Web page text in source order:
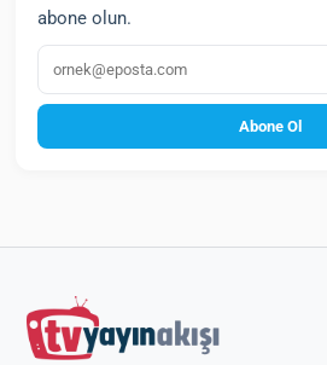
abone olun.
E‑posta
Abone Ol